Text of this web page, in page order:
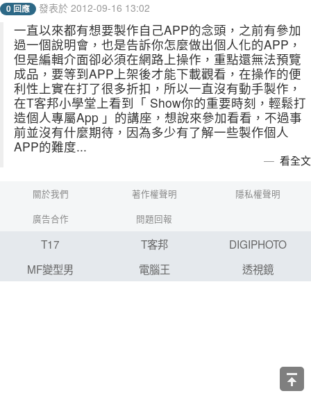
0 回應 發表於 2012-09-16 13:02
一直以來都有想要製作自己APP的念頭，之前有參加
過一個說明會，也是告訴你怎麼做出個人化的APP，
但是編輯介面卻必須在網路上操作，重點還無法預覽
成品，要等到APP上架後才能下載觀看，在操作的便
利性上實在打了很多折扣，所以一直沒有動手製作，
在T客邦小學堂上看到「 Show你的重要時刻，輕鬆打
造個人專屬App 」的講座，想說來參加看看，不過事
前並沒有什麼期待，因為多少有了解一些製作個人
APP的難度...
看全文
關於我們 著作權聲明
隱私權聲明
廣告合作
問題回報
T17 T客邦
DIGIPHOTO
MF變型男
電腦王 透視鏡